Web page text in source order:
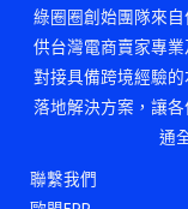
綠圈圈創始團隊來
供台灣電商賣家專
對接具備跨境經驗
落地解決方案，讓
通
聯繫我們